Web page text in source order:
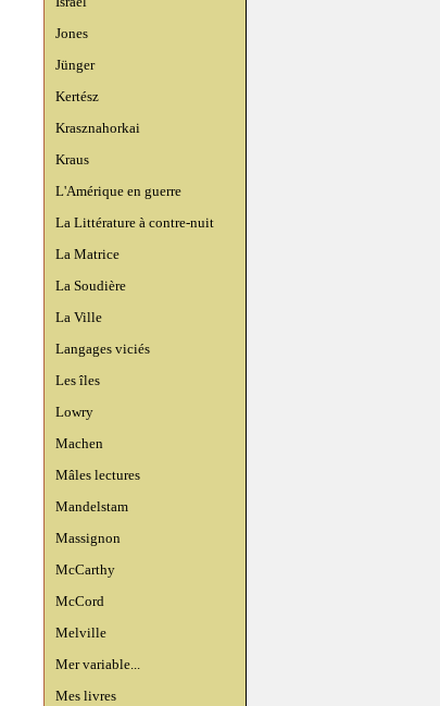
Jones
Jünger
Kertész
Krasznahorkai
Kraus
L'Amérique en guerre
La Littérature à contre-nuit
La Matrice
La Soudière
La Ville
Langages viciés
Les îles
Lowry
Machen
Mâles lectures
Mandelstam
Massignon
McCarthy
McCord
Melville
Mer variable...
Mes livres